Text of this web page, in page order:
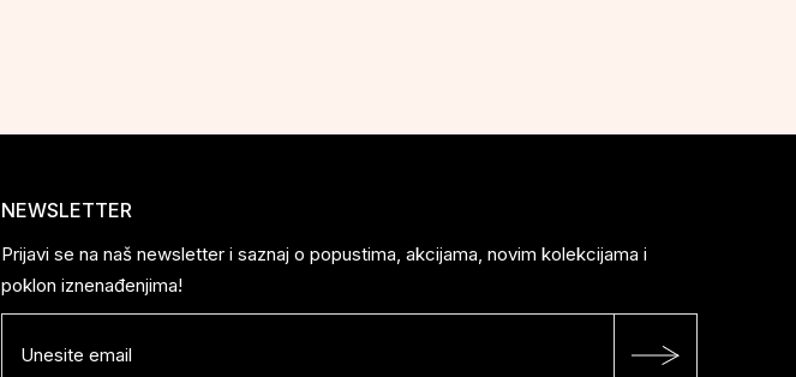
NEWSLETTER
Prijavi se na naš newsletter i saznaj o popustima, akcijama, novim kolekcijama i
poklon iznenađenjima!